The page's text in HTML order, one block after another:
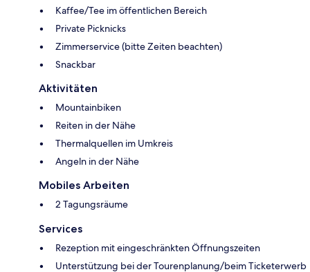
Kaffee/Tee im öffentlichen Bereich
Private Picknicks
Zimmerservice (bitte Zeiten beachten)
Snackbar
Aktivitäten
Mountainbiken
Reiten in der Nähe
Thermalquellen im Umkreis
Angeln in der Nähe
Mobiles Arbeiten
2 Tagungsräume
Services
Rezeption mit eingeschränkten Öffnungszeiten
Unterstützung bei der Tourenplanung/beim Ticketerwerb